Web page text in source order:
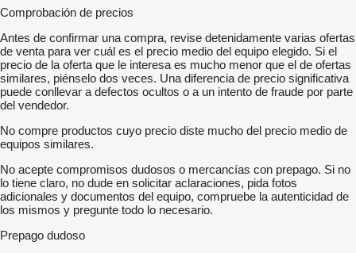
Comprobación de precios
Antes de confirmar una compra, revise detenidamente varias ofertas
de venta para ver cuál es el precio medio del equipo elegido. Si el
precio de la oferta que le interesa es mucho menor que el de ofertas
similares, piénselo dos veces. Una diferencia de precio significativa
puede conllevar a defectos ocultos o a un intento de fraude por parte
del vendedor.
No compre productos cuyo precio diste mucho del precio medio de
equipos similares.
No acepte compromisos dudosos o mercancías con prepago. Si no
lo tiene claro, no dude en solicitar aclaraciones, pida fotos
adicionales y documentos del equipo, compruebe la autenticidad de
los mismos y pregunte todo lo necesario.
Prepago dudoso